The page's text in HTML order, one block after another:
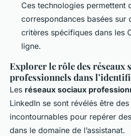
Ces technologies permettent
correspondances basées sur
critères spécifiques dans les
ligne.
Explorer le rôle des réseaux
professionnels dans
Les réseaux sociaux
LinkedIn se sont révélés être des
incontournables pour repérer
dans le domaine de l’assistanat.